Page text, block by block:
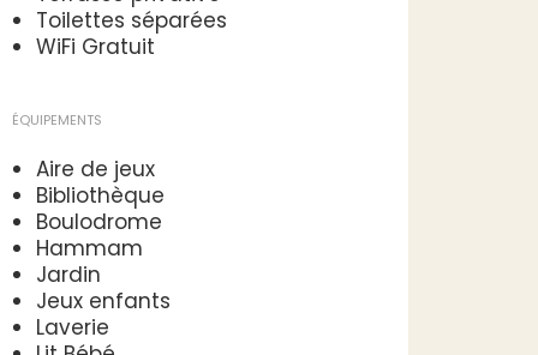
Toilettes séparées
WiFi Gratuit
ÉQUIPEMENTS
Aire de jeux
Bibliothèque
Boulodrome
Hammam
Jardin
Jeux enfants
Laverie